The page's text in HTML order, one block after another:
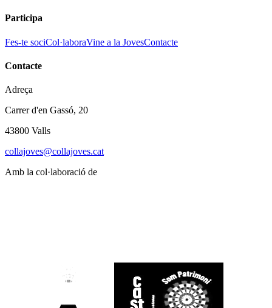
Participa
Fes-te sociCol·laboraVine a la JovesContacte
Contacte
Adreça
Carrer d'en Gassó, 20
43800 Valls
collajoves@collajoves.cat
Amb la col·laboració de